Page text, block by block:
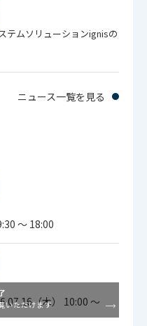
テムソリューションignisの
ニュース一覧を見る
～ 18:00
（木） 10:00 ～
いただけます